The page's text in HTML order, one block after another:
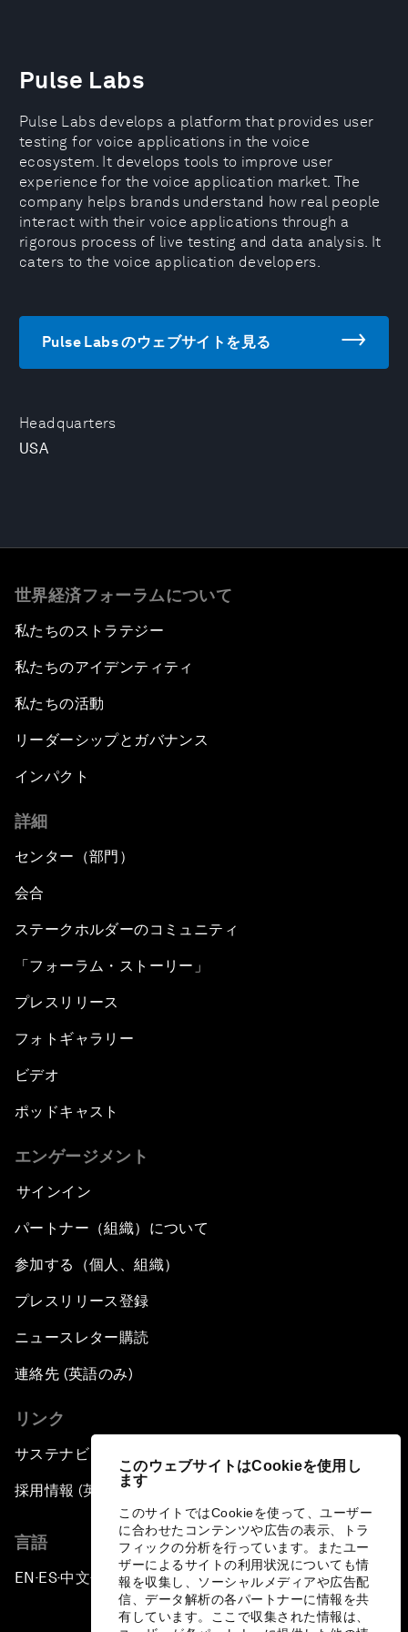
このウェブサイトはCookieを使用し
ます
このサイトではCookieを使って、ユーザー
に合わせたコンテンツや広告の表示、トラ
フィックの分析を行っています。またユー
ザーによるサイトの利用状況についても情
報を収集し、ソーシャルメディアや広告配
信、データ解析の各パートナーに情報を共
有しています。ここで収集された情報は、
Headquarters
USA
Pulse Labs
Pulse Labs develops a platform that provides user
testing for voice applications in the voice
ecosystem. It develops tools to improve user
experience for the voice application market. The
company helps brands understand how real people
interact with their voice applications through a
rigorous process of live testing and data analysis. It
caters to the voice application developers.
Pulse Labs のウェブサイトを見る
世界経済フォーラムについて
私たちのストラテジー
私たちのアイデンティティ
私たちの活動
リーダーシップとガバナンス
インパクト
詳細
センター（部門）
会合
ステークホルダーのコミュニティ
「フォーラム・ストーリー」
プレスリリース
フォトギャラリー
ビデオ
ポッドキャスト
エンゲージメント
サインイン
パートナー（組織）について
参加する（個人、組織）
プレスリリース登録
ニュースレター購読
連絡先 (英語のみ)
リンク
サステナビリティへの取り組み
採用情報 (英語のみ)
言語
EN ▪ES▪中文▪ 日本語